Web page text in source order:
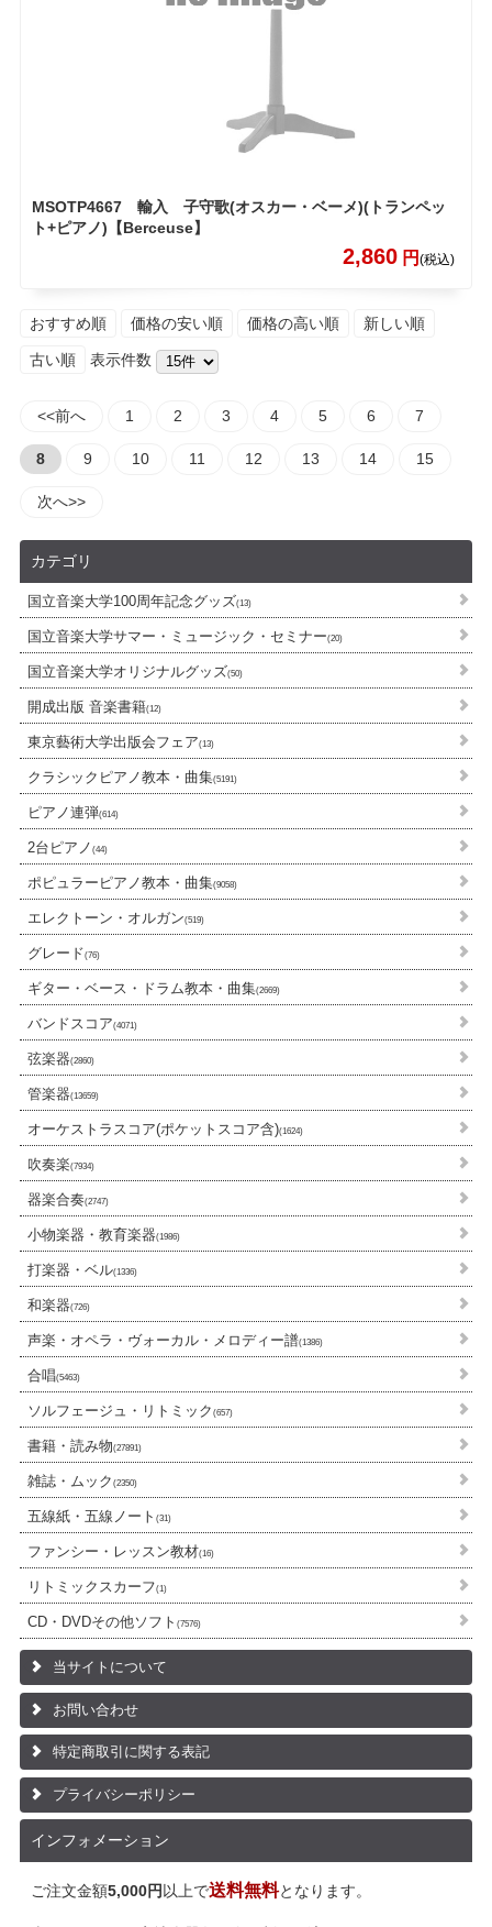
カテゴリ
国立音楽大学100周年記念グッズ(13)
国立音楽大学サマー・ミュージック・セミナー(20)
国立音楽大学オリジナルグッズ(50)
開成出版 音楽書籍(12)
東京藝術大学出版会フェア(13)
クラシックピアノ教本・曲集(5191)
ピアノ連弾(614)
2台ピアノ (44)
ポピュラーピアノ教本・曲集(9058)
エレクトーン・オルガン(519)
グレード(76)
ギター・ベース・ドラム教本・曲集(2669)
バンドスコア(4071)
弦楽器(2860)
管楽器(13659)
オーケストラスコア(ポケットスコア含)(1624)
吹奏楽(7934)
器楽合奏(2747)
小物楽器・教育楽器(1986)
打楽器・ベル(1336)
和楽器(726)
声楽・オペラ・ヴォーカル・メロディー譜(1386)
合唱(5463)
ソルフェージュ・リトミック (657)
書籍・読み物(27891)
雑誌・ムック (2350)
五線紙・五線ノート (31)
ファンシー・レッスン教材(16)
リトミックスカーフ(1)
CD・DVDその他ソフト (7576)
当サイトについて
お問い合わせ
特定商取引に関する表記
プライバシーポリシー
インフォメーション
ご注文金額5,000円 以上で送料無料となります。
MSOTP4667 輸入 子守歌(オスカー・ベーメ)(トランペッ
ト+ピアノ)【Berceuse】
2,860 円(税込)
おすすめ順 価格の安い順 価格の高い順 新しい順
古い順 表示件数
<<前へ 1 2 3 4 5 6 7
8 9 10 11 12 13 14 15
次へ>>